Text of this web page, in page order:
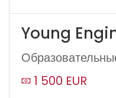
Young
1 500 EUR